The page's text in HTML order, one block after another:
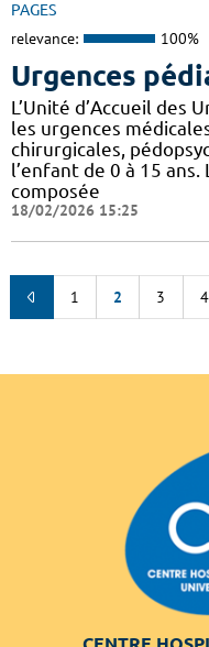
PAGES
relevance: 100%
Urgences
L’Unité d’Accueil des
les urgences
chirurgicales,
l’enfant de 0 à 15 ans.
composée
18/02/2026 15:25
1 2 3 4